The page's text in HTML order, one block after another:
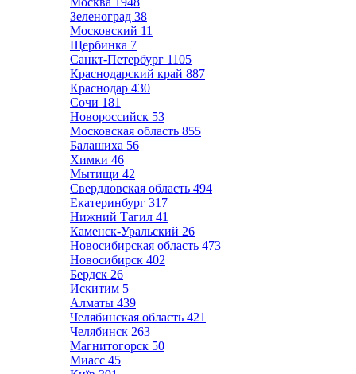
Зеленоград 38
Московский 11
Щербинка 7
Санкт-Петербург 1105
Краснодарский край 887
Краснодар 430
Сочи 181
Новороссийск 53
Московская область 855
Балашиха 56
Химки 46
Мытищи 42
Свердловская область 494
Екатеринбург 317
Нижний Тагил 41
Каменск-Уральский 26
Новосибирская область 473
Новосибирск 402
Бердск 26
Искитим 5
Алматы 439
Челябинская область 421
Челябинск 263
Магнитогорск 50
Миасс 45